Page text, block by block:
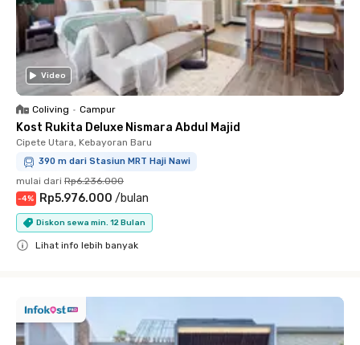
Video
Coliving • Campur
Kost Rukita Deluxe Nismara Abdul Majid
Cipete Utara, Kebayoran Baru
390 m dari Stasiun MRT Haji Nawi
mulai dari Rp6.236.000
-4% Rp5.976.000 /bulan
Diskon sewa min. 12 Bulan
Lihat info lebih banyak